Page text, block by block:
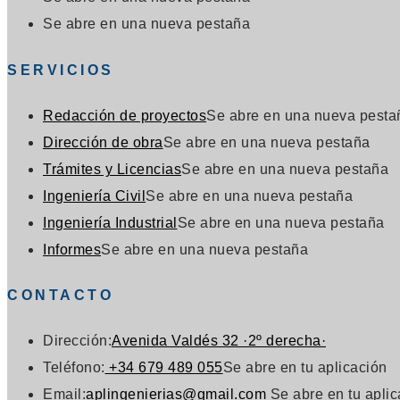
Se abre en una nueva pestaña
SERVICIOS
Redacción de proyectosSe abre en una nueva
Dirección de obraSe abre en una nueva pestaña
Trámites y LicenciasSe abre en una nueva pestaña
Ingeniería Civil Se abre en una nueva pestaña
Ingeniería Industrial Se abre en una nueva pestaña
InformesSe abre en una nueva pestaña
CONTACTO
Dirección:Avenida Valdés 32 ·2º derecha·
Teléfono: +34 679 489 055Se abre en tu aplicación
Email:aplingenierias@gmail.com Se abre en tu